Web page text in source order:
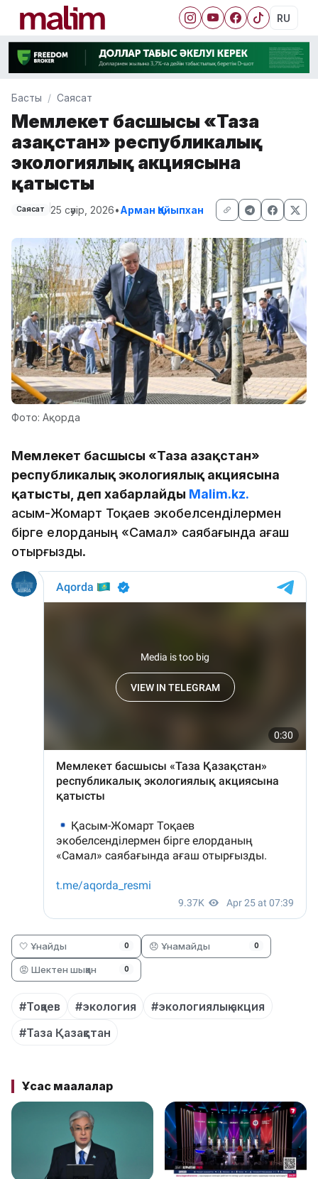
RU
Басты Саясат
Мемлекет басшысы «Таза
Қазақстан» республикалық
экологиялық акциясына
қатысты
Саясат 25 сәуір, 2026•Арман Қайыпхан
Фото: Ақорда
Мемлекет басшысы «Таза Қазақстан»
республикалық экологиялық акциясына
қатысты, деп хабарлайды Malim.kz.
Қасым-Жомарт Тоқаев экобелсенділермен
бірге елорданың «Самал» саябағында ағаш
отырғызды.
🤍 Ұнайды 0 😞 Ұнамайды 0
😡 Шектен шыққан 0
#Тоқаев #экология
#экологиялық акция
#Таза Қазақстан
Ұқсас мақалалар